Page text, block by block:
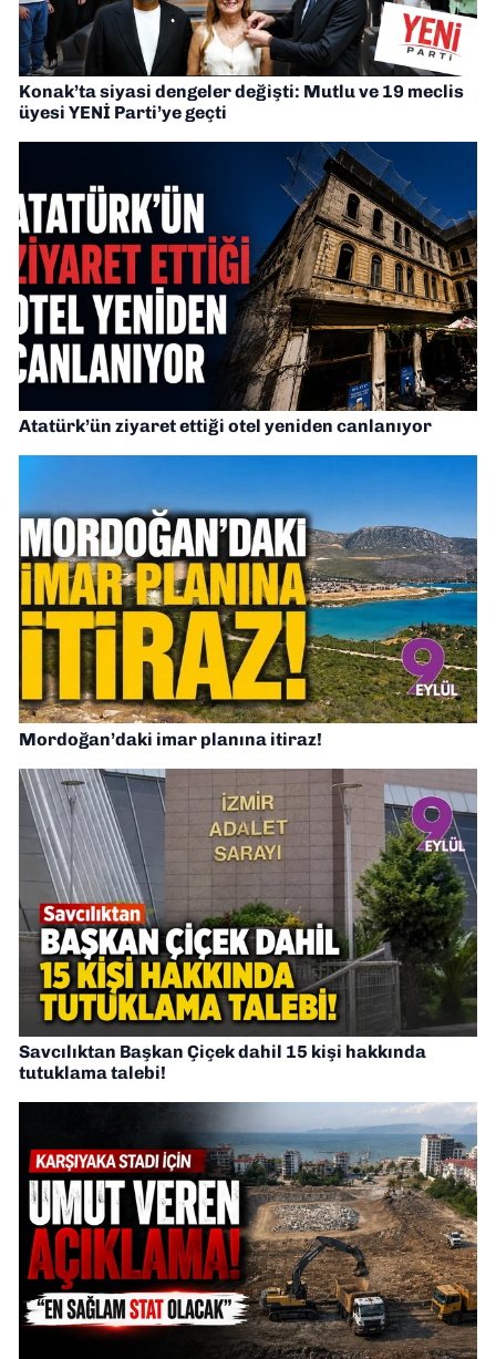
Konak’ta siyasi dengeler değişti: Mutlu ve 19 meclis
üyesi YENİ Parti’ye geçti
Atatürk’ün ziyaret ettiği otel yeniden canlanıyor
Mordoğan’daki imar planına itiraz!
Savcılıktan Başkan Çiçek dahil 15 kişi hakkında
tutuklama talebi!